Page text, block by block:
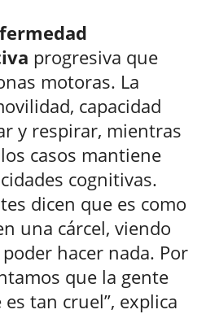
progresiva que
motoras. La
capacidad
y respirar, mientras
casos mantiene
cognitivas.
dicen que es como
una cárcel, viendo
hacer nada. Por
que la gente
tan cruel”, explica